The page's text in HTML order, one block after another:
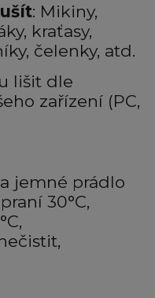
: Mikiny,
kraťasy,
čelenky, atd.
lišit dle
zařízení (PC,
jemné prádlo
30°C,